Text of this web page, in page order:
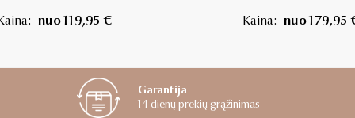
nuo 119,95 € Kaina: nuo 179,95
Garantija
14 dienų prekių grąžinimas